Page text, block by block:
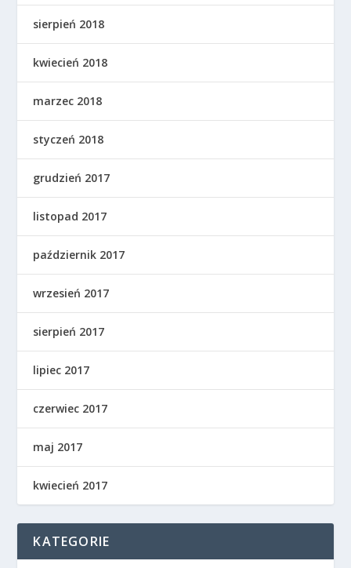
sierpień 2018
kwiecień 2018
marzec 2018
styczeń 2018
grudzień 2017
listopad 2017
październik 2017
wrzesień 2017
sierpień 2017
lipiec 2017
czerwiec 2017
maj 2017
kwiecień 2017
KATEGORIE